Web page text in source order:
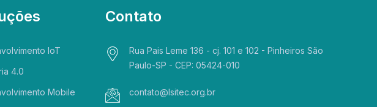
IoT
4.0
Mobile
Contato
Rua Pais Leme 136 - cj. 101 e 102 - Pinheiros São
Paulo-SP - CEP: 05424-010
contato@lsitec.org.br